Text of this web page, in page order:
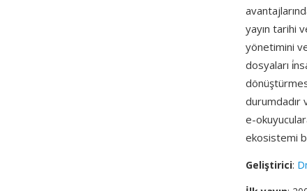
yayın tarihi
yönetimini
dosyaları
durumdadır
e-
ekosistemi
Geliştirici: